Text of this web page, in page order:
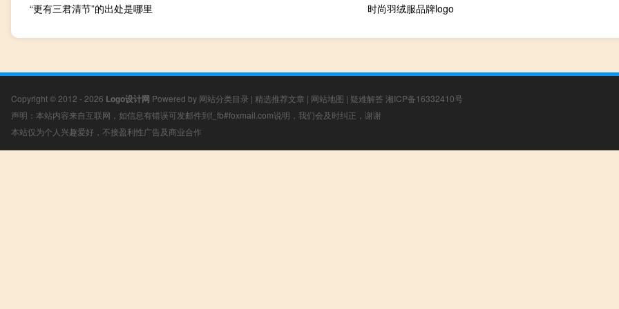
“更有三君清节”的出处是哪里 时尚羽绒服品牌logo
Copyright © 2012 - 2026 Logo设计网 Powered by 网站分类目录 | 精选推荐文章 | 网站地图 | 疑难解答 湘ICP备16332410号
声明：本站内容来自互联网，如信息有错误可发邮件到f_fb#foxmail.com说明，我们会及时纠正，谢谢
本站仅为个人兴趣爱好，不接盈利性广告及商业合作